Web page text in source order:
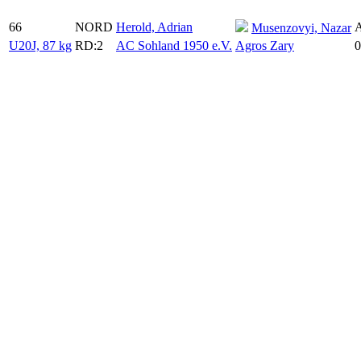
66 NORD Herold, Adrian Musenzovyi, Nazar
U20J, 87 kg RD:2 AC Sohland 1950 e.V. Agros Zary